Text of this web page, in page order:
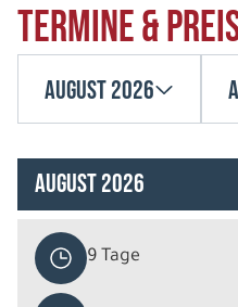
Termine &
August 2026
August 2026
9 Tage